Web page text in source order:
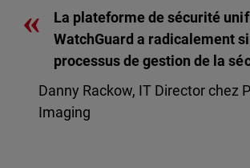
«
La plateforme de sécurité
WatchGuard a radicalement
processus de gestion de la
Danny Rackow, IT Director chez
Imaging